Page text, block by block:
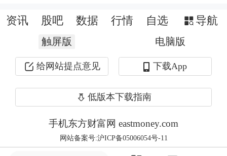
入，否则恐怕也是骑虎难下。
今天的盘中积极的因素就在于上午是大
金融砸盘，但是到了下午，几个主要的
金融股盘中都有所反弹，甚至一度拉
中国人寿，包括证券股中的
资讯 股吧 数据 行情 自选 导航
触屏版 电脑版
给网站提点意见 下载App
低版本下载指南
手机东方财富网 eastmoney.com
网站备案号:沪ICP备05006054号-11